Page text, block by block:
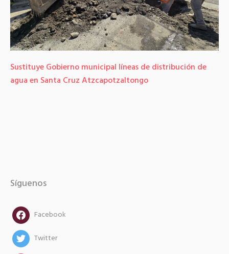
Sustituye Gobierno municipal líneas de distribución de
agua en Santa Cruz Atzcapotzaltongo
Síguenos
facebookFacebook
twitterTwitter